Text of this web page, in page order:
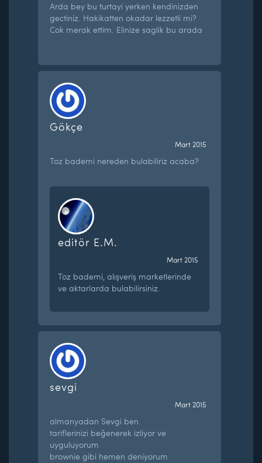
Arda bey bu turtayi yerken kendinizden
gectiniz. Hakikatten okadar lezzetli mi?
Cok merak ettim. Elinize saglik bu arada
Gökçe
Mart 2015
Toz bademi nereden bulabiliriz acaba?
editör E.M.
Mart 2015
Toz bademi, alışveriş marketlerinde
ve aktarlarda bulabilirsiniz.
sevgi
Mart 2015
almanyadan Sevgi ben
tariflerinizi beğenerek izliyor ve
uyguluyorum
brownie gibi hemen deniyorum